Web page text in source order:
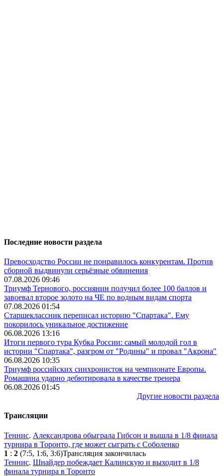
Последние новости раздела
Превосходство России не понравилось конкурентам. Против
сборной выдвинули серьёзные обвинения
07.08.2026 09:46
Триумф Тернового, россиянин получил более 100 баллов и
завоевал второе золото на ЧЕ по водным видам спорта
07.08.2026 01:54
Старшеклассник переписал историю "Спартака". Ему
покорилось уникальное достижение
06.08.2026 13:16
Итоги первого тура Кубка России: самый молодой гол в
истории "Спартака", разгром от "Родины" и провал "Акрона"
06.08.2026 10:35
Триумф российских синхронисток на чемпионате Европы.
Ромашина ударно дебютировала в качестве тренера
06.08.2026 01:45
Другие новости раздела
Трансляции
Теннис. Александрова обыграла Гибсон и вышла в 1/8 финала
турнира в Торонто, где может сыграть с Соболенко
1 : 2 (7:5, 1:6, 3:6)Трансляция закончилась
Теннис. Шнайдер побеждает Калинскую и выходит в 1/8
финала турнира в Торонто